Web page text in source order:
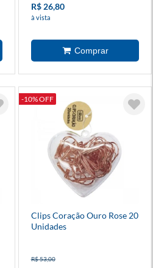
R$ 26,80
à vista
-10% OFF
Clips Coração Ouro Rose 20
Unidades
R$ 53,00